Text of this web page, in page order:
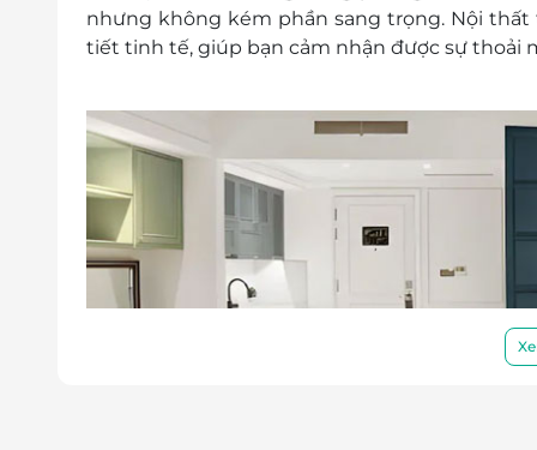
E-Voucher/E-Coupon không có giá trị
Không áp dụng đồng thời với chương
nhưng không kém phần sang trọng. Nội
tiết tinh tế, giúp bạn cảm nhận được sự thoải